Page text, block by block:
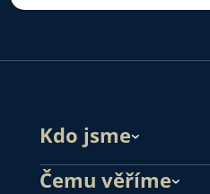
Kdo jsme
Čemu věříme